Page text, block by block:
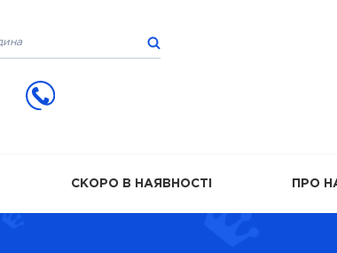
СКОРО В НАЯВНОСТІ ПРО